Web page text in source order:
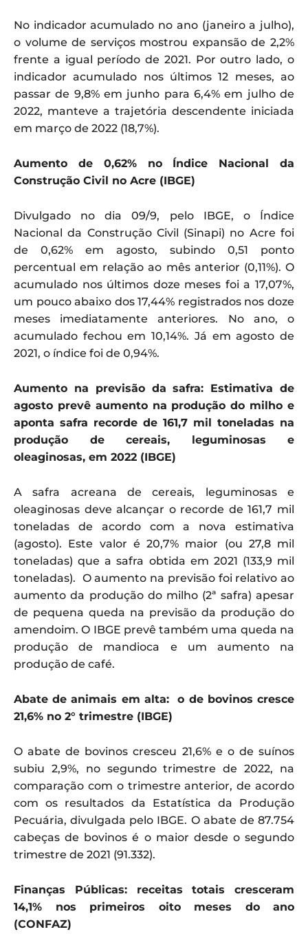
No indicador acumulado no ano (janeiro a julho),
o volume de serviços mostrou expansão de 2,2%
frente a igual período de 2021. Por outro lado, o
indicador acumulado nos últimos 12 meses, ao
passar de 9,8% em junho para 6,4% em julho de
2022, manteve a trajetória descendente iniciada
em março de 2022 (18,7%).
Aumento de 0,62% no Índice Nacional da
Construção Civil no Acre (IBGE)
Divulgado no dia 09/9, pelo IBGE, o Índice
Nacional da Construção Civil (Sinapi) no Acre foi
de 0,62% em agosto, subindo 0,51 ponto
percentual em relação ao mês anterior (0,11%). O
acumulado nos últimos doze meses foi a 17,07%,
um pouco abaixo dos 17,44% registrados nos doze
meses imediatamente anteriores. No ano, o
acumulado fechou em 10,14%. Já em agosto de
2021, o índice foi de 0,94%.
Aumento na previsão da safra: Estimativa de
agosto prevê aumento na produção do milho e
aponta safra recorde de 161,7 mil toneladas na
produção de cereais, leguminosas e
oleaginosas, em 2022 (IBGE)
A safra acreana de cereais, leguminosas e
oleaginosas deve alcançar o recorde de 161,7 mil
toneladas de acordo com a nova estimativa
(agosto). Este valor é 20,7% maior (ou 27,8 mil
toneladas) que a safra obtida em 2021 (133,9 mil
toneladas). O aumento na previsão foi relativo ao
aumento da produção do milho (2ª safra) apesar
de pequena queda na previsão da produção do
amendoim. O IBGE prevê também uma queda na
produção de mandioca e um aumento na
produção de café.
Abate de animais em alta: o de bovinos cresce
21,6% no 2° trimestre (IBGE)
O abate de bovinos cresceu 21,6% e o de suínos
subiu 2,9%, no segundo trimestre de 2022, na
comparação com o trimestre anterior, de acordo
com os resultados da Estatística da Produção
Pecuária, divulgada pelo IBGE. O abate de 87.754
cabeças de bovinos é o maior desde o segundo
trimestre de 2021 (91.332).
Finanças Públicas: receitas totais cresceram
14,1% nos primeiros oito meses do ano
(CONFAZ)